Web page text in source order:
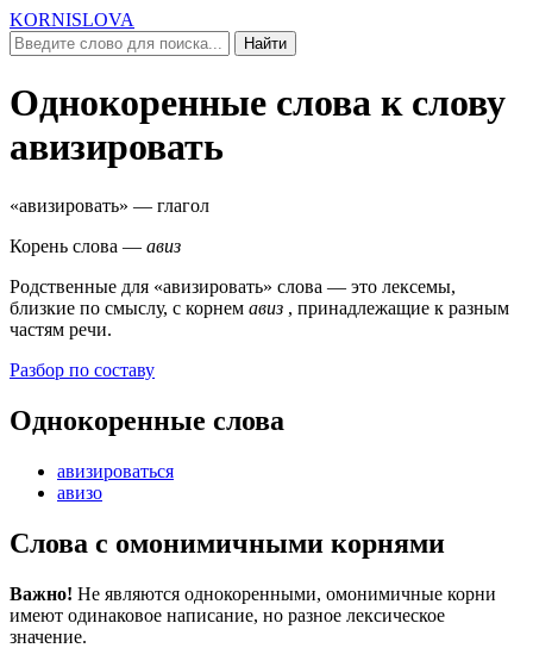
KORNISLOVA
Найти
Однокоренные слова к слову
авизировать
«авизировать» — глагол
Корень слова — авиз
Родственные для «авизировать» слова — это лексемы,
близкие по смыслу, c корнем авиз , принадлежащие к разным
частям речи.
Разбор по составу
Однокоренные слова
авизироваться
авизо
Слова с омонимичными корнями
Важно! Не являются однокоренными, омонимичные корни
имеют одинаковое написание, но разное лексическое
значение.